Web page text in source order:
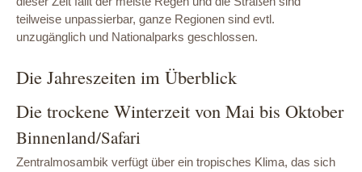
teilweise unpassierbar, ganze Regionen sind evtl.
unzugänglich und Nationalparks geschlossen.
Die Jahreszeiten im Überblick
Die trockene Winterzeit von Mai bis Oktober
Binnenland/Safari
Zentralmosambik verfügt über ein tropisches Klima, das sich